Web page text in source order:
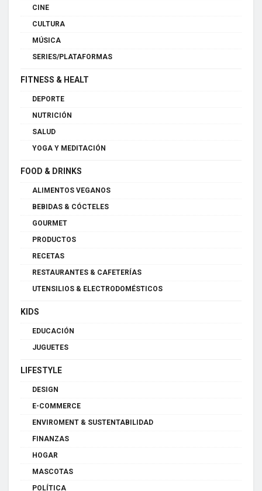
CINE
CULTURA
MÚSICA
SERIES/PLATAFORMAS
FITNESS & HEALT
DEPORTE
NUTRICIÓN
SALUD
YOGA Y MEDITACIÓN
FOOD & DRINKS
ALIMENTOS VEGANOS
BEBIDAS & CÓCTELES
GOURMET
PRODUCTOS
RECETAS
RESTAURANTES & CAFETERÍAS
UTENSILIOS & ELECTRODOMÉSTICOS
KIDS
EDUCACIÓN
JUGUETES
LIFESTYLE
DESIGN
E-COMMERCE
ENVIROMENT & SUSTENTABILIDAD
FINANZAS
HOGAR
MASCOTAS
POLÍTICA